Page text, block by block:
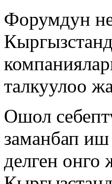
Форумдун
талкуулоо
Ошол
заманбап
делген